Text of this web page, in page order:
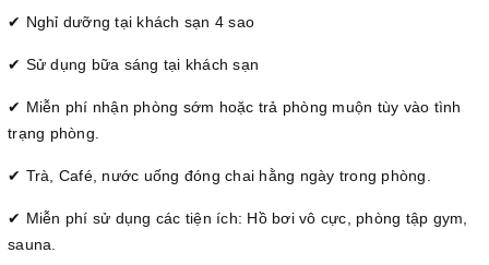
✔ Nghỉ dưỡng tại khách sạn 4 sao
✔ Sử dụng bữa sáng tại khách sạn
✔ Miễn phí nhận phòng sớm hoặc trả phòng muộn tùy vào tình
trạng phòng.
✔ Trà, Café, nước uống đóng chai hằng ngày trong phòng.
✔ Miễn phí sử dụng các tiện ích: Hồ bơi vô cực, phòng tập gym,
sauna.